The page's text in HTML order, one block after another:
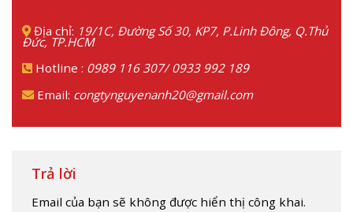
Địa chỉ: 19/1C, Đường Số 30, KP7, P.Linh Đông, Q.Thủ
Đức, TP.HCM
Hotline : 0989 116 307/0933 992 189
Email: congtynguyenanh20@gmail.com
Trả lời
Email của bạn sẽ không được hiển thị công khai.